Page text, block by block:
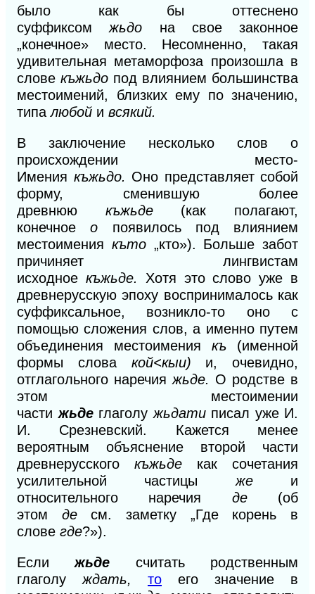
было как бы оттеснено
суффиксомжьдо на свое законное
„конечное» место. Несомненно, такая
удивительная метаморфоза произошла в
слове къжьдо под влиянием большинства
местоимений, близких ему по значению,
типалюбой и всякий.
В заключение несколько слов о
происхождении место-
Имения къжьдо. Оно представляет собой
форму, сменившую более
древнюю къжьде (как полагают,
конечноео появилось под влиянием
местоимения къто „кто»). Больше забот
причиняет лингвистам
исходное къжьде. Хотя это слово уже в
древнерусскую эпоху воспринималось как
суффиксальное, возникло-то оно с
помощью сложения слов, а именно путем
объединения местоимения къ (именной
формы слова кой<кыи) и, очевидно,
отглагольного наречия жьде. О родстве в
этом местоимении
части жьде глаголу жьдати писал уже И.
И. Срезневский. Кажется менее
вероятным объяснение второй части
древнерусского къжьде как сочетания
усилительной частицы же и
относительного наречия де (об
этом десм. заметку „Где корень в
слове где?»).
Еслижьде
считать родственным
глаголу ждать, то его значение в